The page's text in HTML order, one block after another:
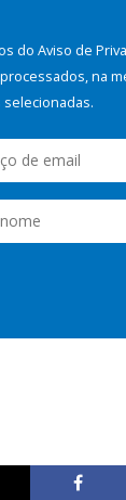
do Aviso de
na
selecionadas.